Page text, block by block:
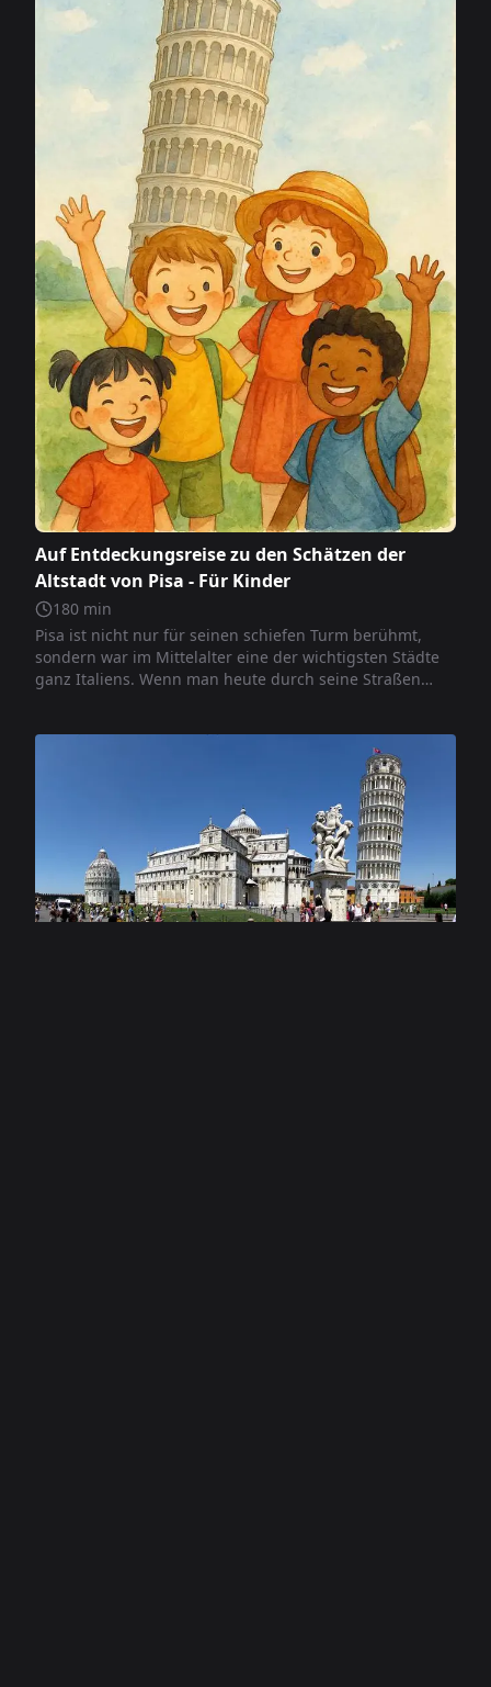
und spirituelles Leuchtfeuer. Diese Route wird Sie zur
Entdeckung einer Stadt führen, die es verstanden hat,
die Kraft ihrer Geschichte mit der Schönheit der Kunst
zu verbinden.
Auf Entdeckungsreise zu den Schätzen der
Altstadt von Pisa - Für Kinder
180 min
Pisa ist nicht nur für seinen schiefen Turm berühmt,
sondern war im Mittelalter eine der wichtigsten Städte
ganz Italiens. Wenn man heute durch seine Straßen
auch ein Zentrum voller Kultur, Kunst und Spiritualität.
Mit diesem Itinerar unternehmen wir gemeinsam eine
Reise in die Zeit: Wir entdecken alte Kirchen, elegante
Palazzi, Statuen und viele Kuriositäten, die die
Geschichte einer wirklich besonderen Stadt erzählen.
Bereit zum Aufbruch? Pisa erwartet euch mit seinen
Wundern!